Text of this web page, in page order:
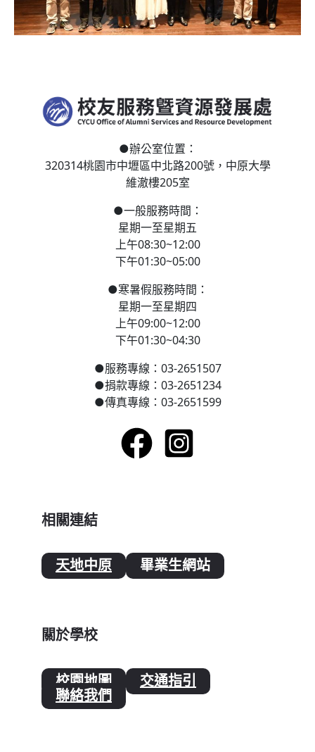
●辦公室位置：
320314桃園市中壢區中北路200號， 中原大學
維澈樓205室
●一般服務時間：
星期一至星期五
上午08:30~12:00
下午01:30~05:00
●寒暑假服務時間：
星期一至星期四
上午09:00~12:00
下午01:30~04:30
●服務專線：03-2651507
●捐款專線：03-2651234
●傳真專線：03-2651599
相關連結
天地中原 畢業生網站
關於學校
校園地圖 交通指引
聯絡我們